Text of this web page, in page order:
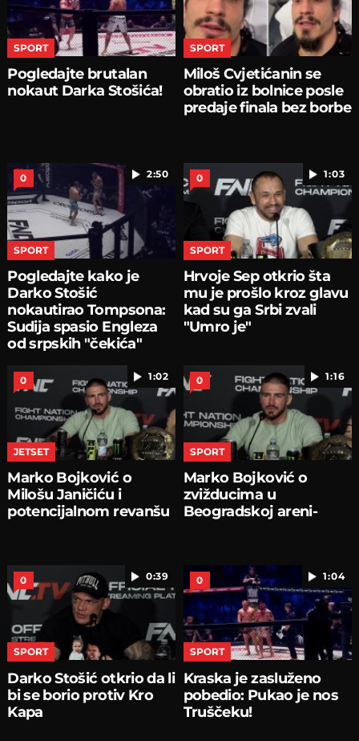
SPORT
Pogledajte brutalan
nokaut Darka Stošića!
SPORT
Miloš Cvjetićanin se
obratio iz bolnice posle
predaje finala bez borbe
2:50
0
SPORT
Pogledajte kako je
Darko Stošić
nokautirao Tompsona:
Sudija spasio Engleza
od srpskih "čekića"
1:03
0
SPORT
Hrvoje Sep otkrio šta
mu je prošlo kroz glavu
kad su ga Srbi zvali
"Umro je"
1:02
0
JETSET
Marko Bojković o
Milošu Janičiću i
potencijalnom revanšu
1:16
0
SPORT
Marko Bojković o
zvižducima u
Beogradskoj areni-
0:39
0
SPORT
Darko Stošić otkrio da li
bi se borio protiv Kro
Kapa
1:04
0
SPORT
Kraska je zasluženo
pobedio: Pukao je nos
Truščeku!